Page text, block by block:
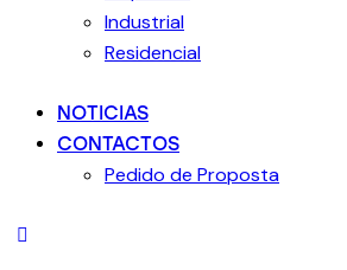
Industrial
Residencial
NOTICIAS
CONTACTOS
Pedido de Proposta